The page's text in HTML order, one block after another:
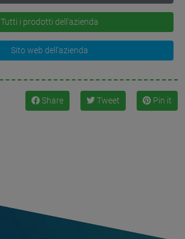
Tutti i prodotti dell'azienda
Sito web dell'azienda
Share Tweet Pin it